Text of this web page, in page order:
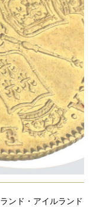
ンド・アイルランド